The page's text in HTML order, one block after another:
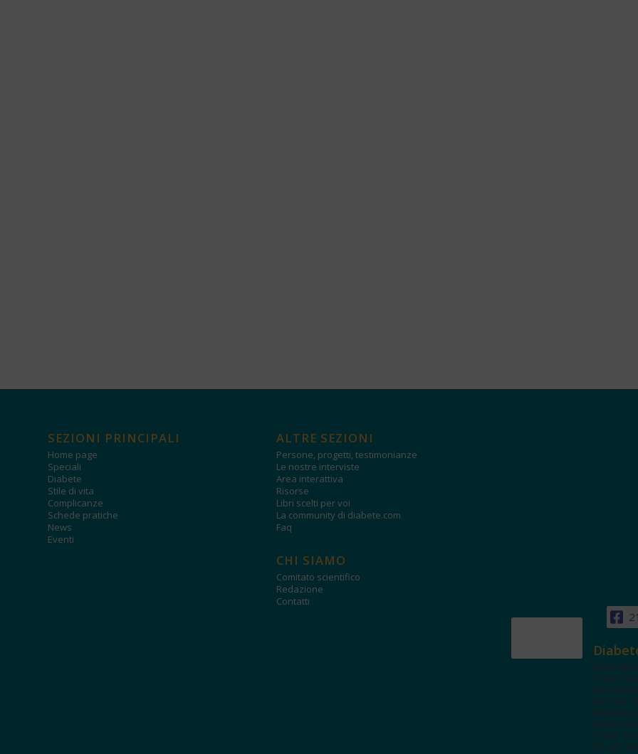
SEZIONI PRINCIPALI
Home page
Speciali
Diabete
Stile di vita
Complicanze
Schede pratiche
News
Eventi
ALTRE SEZIONI
Persone, progetti, testimonianze
Le nostre interviste
Area interattiva
Risorse
Libri scelti per voi
La community di diabete.com
Faq
CHI SIAMO
Comitato scientifico
Redazione
Contatti
Tanti
un'area
dedicata
spazi
e test.
NL per